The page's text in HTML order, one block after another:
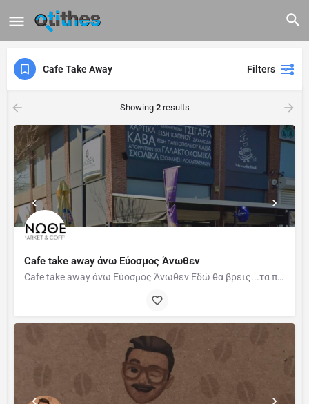
Cafe Take Away Filters
Showing 2results
Cafe take away άνω Εύοσμος Άνωθεν
Cafe take away άνω Εύοσμος Άνωθεν Εδώ θα βρεις...τα πάντα !! Ένας συναρπαστικός κόσμος ποικιλίας και…